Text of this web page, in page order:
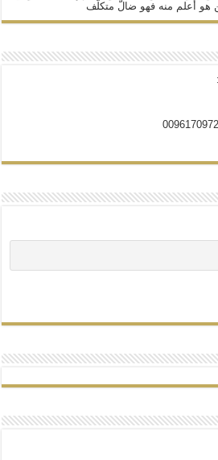
هو أعلم منه فهو ضالّ متكلّف